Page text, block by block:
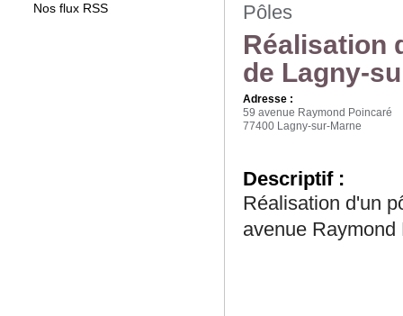
Nos flux RSS
Pôles
Réalisation
de Lagny-
Adresse :
59 avenue Raymond Poincaré
77400 Lagny-sur-Marne
Descriptif :
Réalisation d'un
avenue Raymond